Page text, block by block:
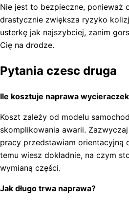
Nie jest to bezpieczne, ponieważ
drastycznie zwiększa ryzyko
usterkę jak najszybciej, zanim
Cię na drodze.
Pytania czesc druga
Ile kosztuje naprawa
Koszt zależy od modelu
skomplikowania awarii.
pracy przedstawiam orientacyjną
temu wiesz dokładnie, na czym
wymianą części.
Jak długo trwa naprawa?